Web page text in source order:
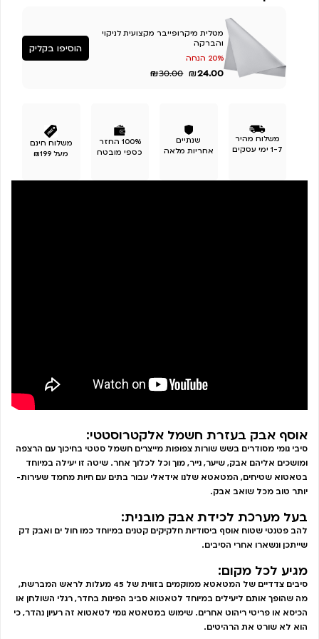
מטלית מיקרופייבר מקצועית לניקוי
והברקה
20% הנחה
₪24.00
₪30.00
הוסיפו בקליק
משלוח מהיר
1-7 ימי עסקים
שנתיים
אחריות מלאה
100% החזר
כספי מובטח
משלוח חינם
מעל ₪199
אוסף אבק בעזרת חשמל אלקטרוסטטי:
סיבי גומי מסודרים בשש שורות צפופות מייצרים חשמל סטטי בחיכוך עם הרצפה
ומושכים אליהם אבק, שיער, נייר, מוך וכל לכלוך אחר. שיטה זו יעילה במיוחד
בטאטוא שטיחים, המטאטא שלנו אידאלי עבור בתים עם חיות מחמד שעירות-
יותר טוב מכל שואב אבק.
בעל מערכת לכידת אבק מובנית:
להב פטנטי שטוח אוסף ביסודיות חלקיקים קטנים במיוחד כמו חול ים ואבק דק
שייתכן ונשארו אחרי הסיבים.
מגיע לכל מקום:
סיבים צדדיים של המטאטא ממוקמים בזווית של 45 מעלות לראש המברשת,
מה שהופך אותם ליעילים במיוחד לטאטוא סביב הפינות בחדר, רגלי השולחן או
הכיסא או פריטי ריהוט אחרים. שימוש במטאטא גומי לטאטוא זה רעיון נהדר, כי
הוא לא שורט את הרהיטים.